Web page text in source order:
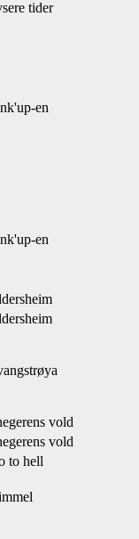
tider
en
en
vold
vold
to hell